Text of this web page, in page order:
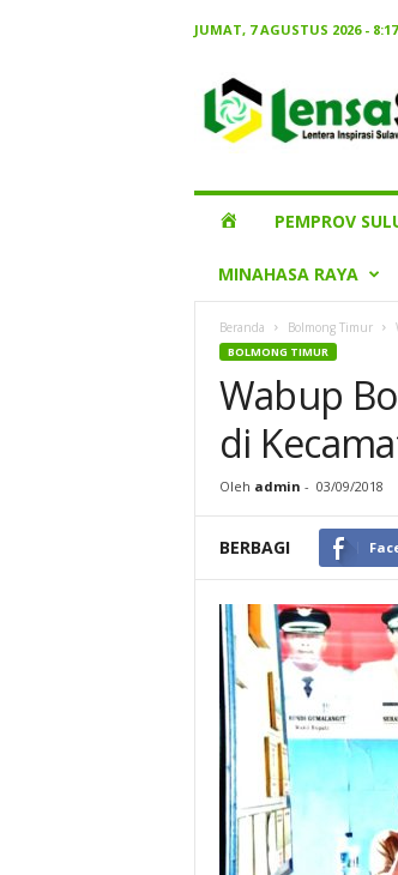
JUMAT, 7 AGUSTUS 2026 -
Sulut
HOMEPEMPROV
MINAHASA RAYA
Beranda Bolmong Timur
BOLMONG TIMUR
Wabup
di
Oleh admin - 03/09/2018
BERBAGI